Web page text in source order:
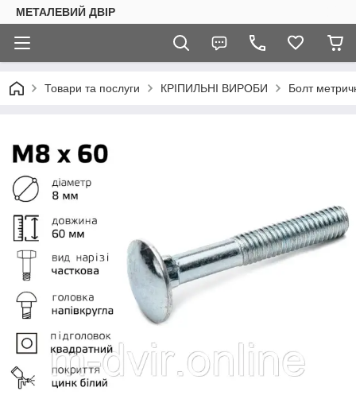
МЕТАЛЕВИЙ ДВІР
Товари та послуги КРІПИЛЬНІ ВИРОБИ Болт